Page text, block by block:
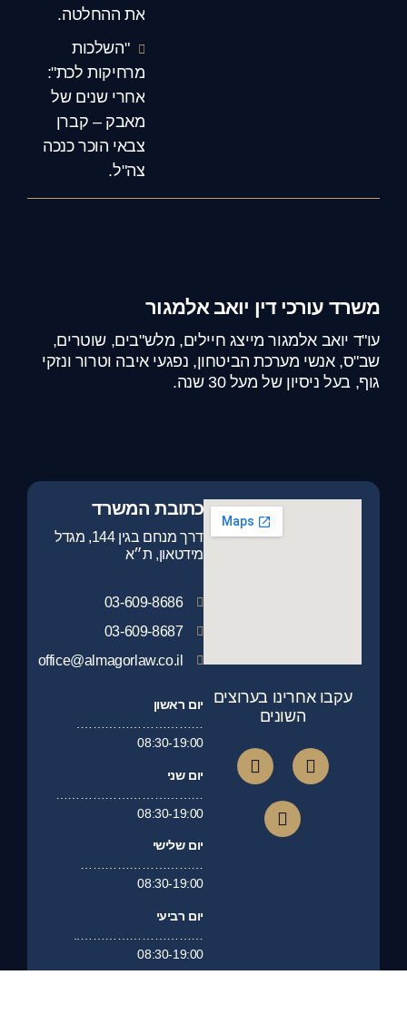
משרד עורכי דין יואב אלמגור
עו"ד יואב אלמגור מייצג חיילים, מלש"בים, שוטרים,
שב"ס, אנשי מערכת הביטחון, נפגעי איבה וטרור ונזקי
גוף, בעל ניסיון של מעל 30 שנה.
עקבו אחרינו בערוצים
השונים
כתובת המשרד
דרך מנחם בגין 144, מגדל
מידטאון, ת״א
03-609-8686
03-609-8687
office@almagorlaw.co.il
יום ראשון
………………………….
08:30-19:00
יום שני
08:30-19:00
יום שלישי
08:30-19:00
יום רביעי
08:30-19:00
את ההחלטה.
"השלכות
מרחיקות לכת":
אחרי שנים של
מאבק – קברן
צבאי הוכר כנכה
צה"ל.